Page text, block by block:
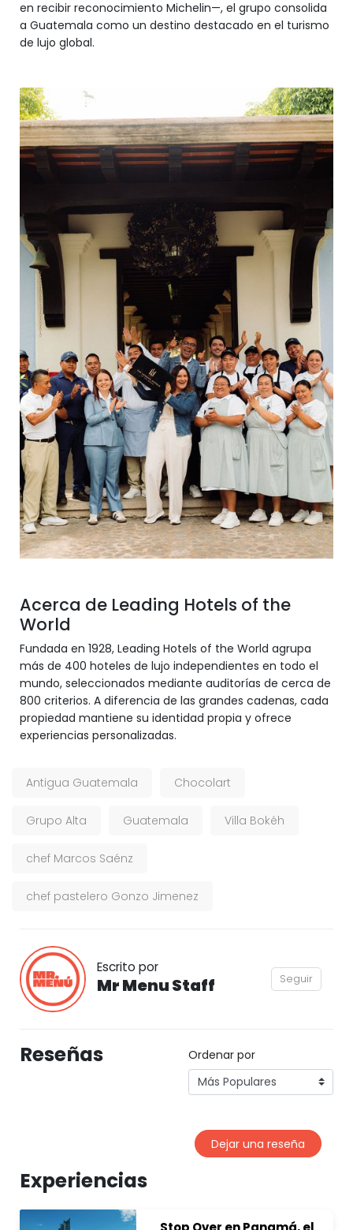
en recibir reconocimiento Michelin—, el grupo consolida
a Guatemala como un destino destacado en el turismo
de lujo global.
Acerca de Leading Hotels of the
World
Fundada en 1928, Leading Hotels of the World agrupa
más de 400 hoteles de lujo independientes en todo el
mundo, seleccionados mediante auditorías de cerca de
800 criterios. A diferencia de las grandes cadenas, cada
propiedad mantiene su identidad propia y ofrece
experiencias personalizadas.
Antigua Guatemala Chocolart
Grupo Alta Guatemala Villa Bokéh
chef Marcos Saénz
chef pastelero Gonzo Jimenez
Escrito por
Mr Menu Staff Seguir
Reseñas Ordenar por
Dejar una reseña
Experiencias